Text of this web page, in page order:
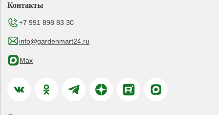
Контакты
+7 991 898 83 30
info@gardenmart24.ru
Max